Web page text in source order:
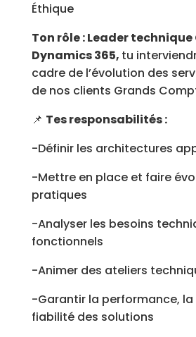
Éthique
Ton rôle : Leader technique
Dynamics 365, tu
cadre de l’évolution des
de nos clients Grands
📌 Tes responsabilités :
-Définir les architectures
-Mettre en place et faire
pratiques
-Analyser les besoins
fonctionnels
-Animer des ateliers
-Garantir la performance,
fiabilité des solutions